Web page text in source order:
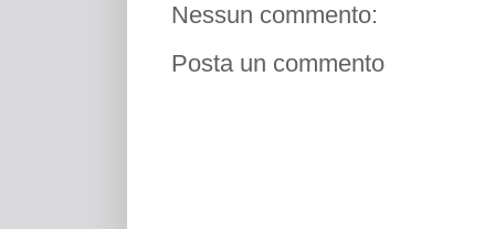
Nessun commento:
Posta un commento